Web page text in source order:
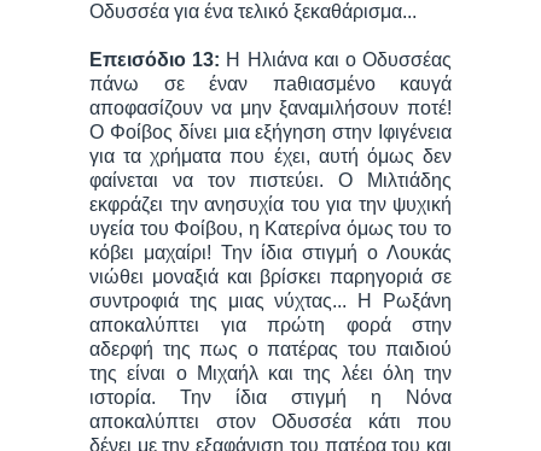
Οδυσσέα για ένα τελικό ξεκαθάρισμα...
Επεισόδιο 13: Η Ηλιάνα και ο Οδυσσέας
πάνω σε έναν πaθιασμένο καυγά
αποφασίζουν να μην ξαναμιλήσουν ποτέ!
Ο Φοίβος δίνει μια εξήγηση στην Ιφιγένεια
για τα χρήματα που έχει, αυτή όμως δεν
φαίνεται να τον πιστεύει. Ο Μιλτιάδης
εκφράζει την ανησυχία του για την ψυχική
υγεία του Φοίβου, η Κατερίνα όμως του το
κόβει μαχαίρι! Την ίδια στιγμή ο Λουκάς
νιώθει μοναξιά και βρίσκει παρηγοριά σε
συντροφιά της μιας νύχτας... Η Ρωξάνη
αποκαλύπτει για πρώτη φορά στην
αδερφή της πως ο πατέρας του παιδιού
της είναι ο Μιχαήλ και της λέει όλη την
ιστορία. Την ίδια στιγμή η Νόνα
αποκαλύπτει στον Οδυσσέα κάτι που
δένει με την εξαφάνιση του πατέρα του και